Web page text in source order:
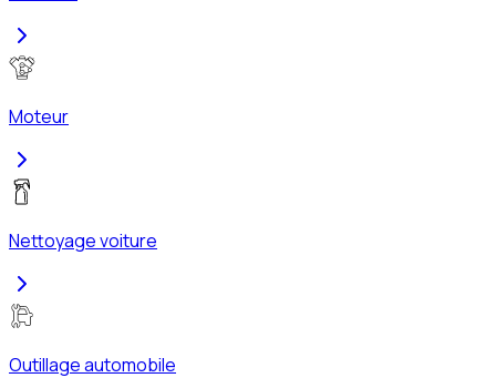
Moteur
Nettoyage voiture
Outillage automobile